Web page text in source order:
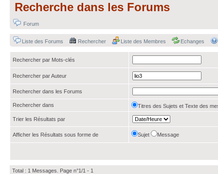
Recherche dans les Forums
Forum
Liste des Forums Rechercher Liste des Membres Echanges
Rechercher par Mots-clés
Rechercher par Auteur
Rechercher dans les Forums
Rechercher dans Titres des Sujets et Texte des
Trier les Résultats par
Afficher les Résultats sous forme de Sujet Message
Total : 1 Messages. Page n°1/1 - 1